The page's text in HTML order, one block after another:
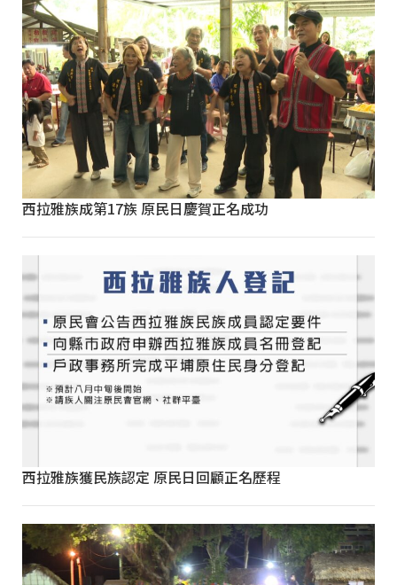
西拉雅族成第17族 原民日慶賀正名成功
西拉雅族獲民族認定 原民日回顧正名歷程